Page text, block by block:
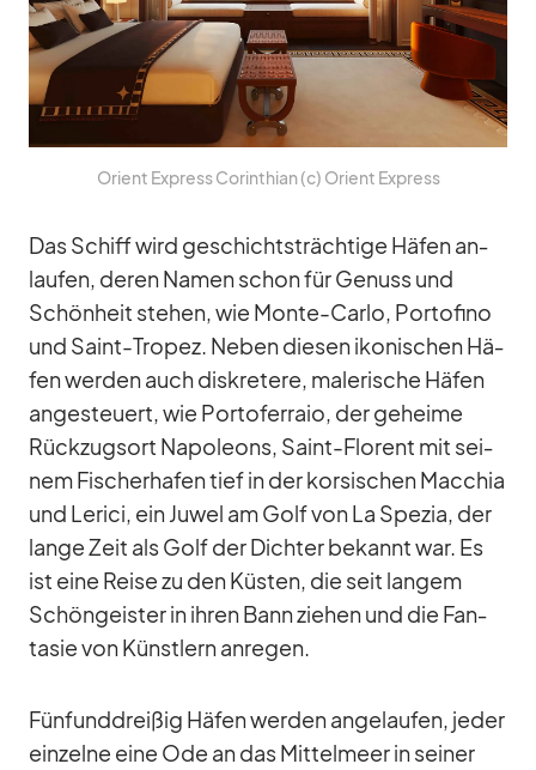
Ori­ent Ex­press Co­rin­thian (c) Ori­ent Ex­press
Das Schiff wird ge­schichts­träch­tige Hä­fen an­
lau­fen, de­ren Na­men schon für Ge­nuss und
Schön­heit ste­hen, wie Monte-Carlo, Por­to­fino
und Saint-Tro­pez. Ne­ben die­sen iko­ni­schen Hä­
fen wer­den auch dis­kre­tere, ma­le­ri­sche Hä­fen
an­ge­steu­ert, wie Por­tof­er­raio, der ge­heime
Rück­zugs­ort Na­po­le­ons, Saint-Flo­rent mit sei­
nem Fi­scher­ha­fen tief in der kor­si­schen Mac­chia
und Le­rici, ein Ju­wel am Golf von La Spe­zia, der
lange Zeit als Golf der Dich­ter be­kannt war. Es
ist eine Reise zu den Küs­ten, die seit lan­gem
Schön­geis­ter in ih­ren Bann zie­hen und die Fan­
ta­sie von Künst­lern an­re­gen.
Fünf­und­drei­ßig Hä­fen wer­den an­ge­lau­fen, je­der
ein­zelne eine Ode an das Mit­tel­meer in sei­ner